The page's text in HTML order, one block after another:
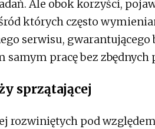
Ale obok korzyści,
których często
serwisu, gwarantującego
pracę bez zbędnych
sprzątającej
rozwiniętych pod